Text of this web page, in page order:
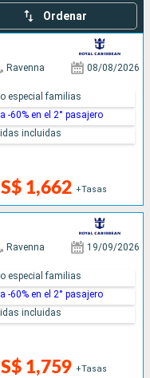
Ordenar
Ravenna 08/08/2026
1,662 +Tasas
especial familias
-60% en el 2° pasajero
incluidas
Ravenna 19/09/2026
1,759 +Tasas
especial familias
-60% en el 2° pasajero
incluidas